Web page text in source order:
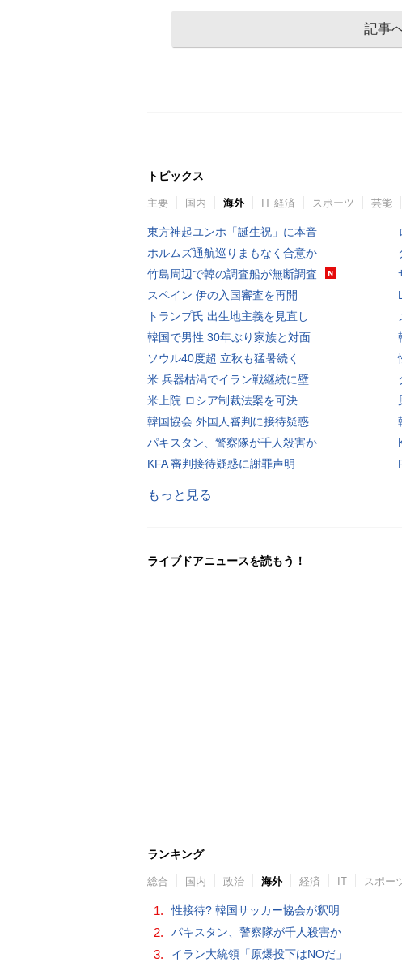
記事
トピックス
主要 国内 海外 IT 経済 スポーツ 芸能
東方神起ユンホ「誕生祝」に本音
ホルムズ通航巡りまもなく合意か
竹島周辺で韓の調査船が無断調査
スペイン 伊の入国審査を再開
トランプ氏 出生地主義を見直し
韓国で男性 30年ぶり家族と対面
ソウル40度超 立秋も猛暑続く
米 兵器枯渇でイラン戦継続に壁
米上院 ロシア制裁法案を可決
韓国協会 外国人審判に接待疑惑
パキスタン、警察隊が千人殺害か
KFA 審判接待疑惑に謝罪声明
もっと見る
ライブドアニュースを読もう！
ランキング
総合 国内 政治 海外 経済 IT スポー
1. 性接待? 韓国サッカー協会が釈明
2. パキスタン、警察隊が千人殺害か
3. イラン大統領「原爆投下はNOだ」